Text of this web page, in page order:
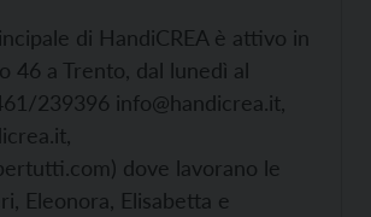
di HandiCREA è attivo in
46 a Trento, dal lunedì al
239396 info@handicrea.it,
dove lavorano le
Eleonora, Elisabetta e